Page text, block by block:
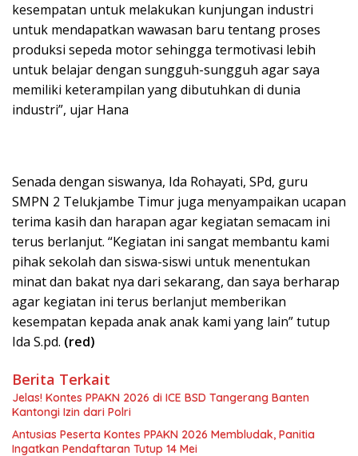
kesempatan untuk melakukan kunjungan industri
untuk mendapatkan wawasan baru tentang proses
produksi sepeda motor sehingga termotivasi lebih
untuk belajar dengan sungguh-sungguh agar saya
memiliki keterampilan yang dibutuhkan di dunia
industri”, ujar Hana
Senada dengan siswanya, Ida Rohayati, SPd, guru
SMPN 2 Telukjambe Timur juga menyampaikan ucapan
terima kasih dan harapan agar kegiatan semacam ini
terus berlanjut. “Kegiatan ini sangat membantu kami
pihak sekolah dan siswa-siswi untuk menentukan
minat dan bakat nya dari sekarang, dan saya berharap
agar kegiatan ini terus berlanjut memberikan
kesempatan kepada anak anak kami yang lain” tutup
Ida S.pd. (red)
Berita Terkait
Jelas! Kontes PPAKN 2026 di ICE BSD Tangerang Banten
Kantongi Izin dari Polri
Antusias Peserta Kontes PPAKN 2026 Membludak, Panitia
Ingatkan Pendaftaran Tutup 14 Mei